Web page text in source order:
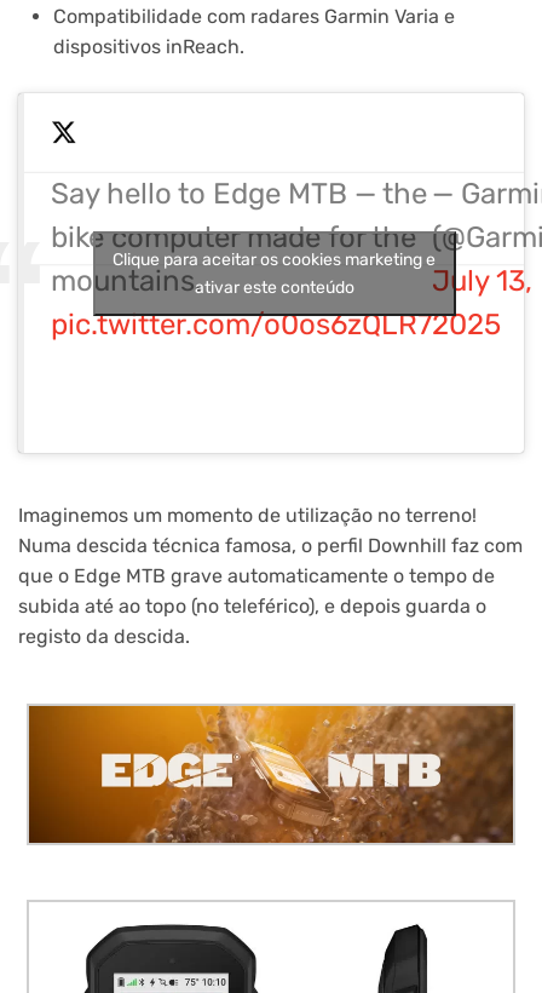
Compatibilidade com radares Garmin Varia e
dispositivos inReach.
Say hello to Edge MTB — the
bike computer made for the
mountains.
pic.twitter.com/o0os6zQLR7
—
July 13,
2025
Clique para aceitar os cookies marketing e
ativar este conteúdo
Imaginemos um momento de utilização no terreno!
Numa descida técnica famosa, o perfil Downhill faz com
que o Edge MTB grave automaticamente o tempo de
subida até ao topo (no teleférico), e depois guarda o
registo da descida.